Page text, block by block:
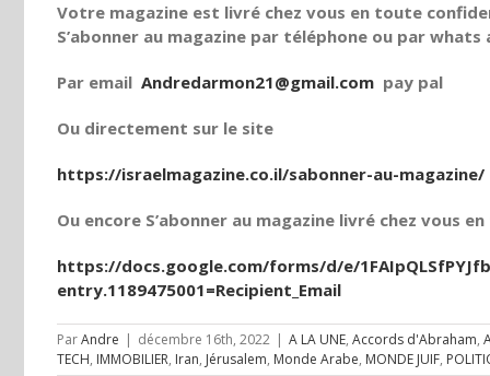
Votre magazine est livré chez vous en toute
S’abonner au magazine par téléphone ou par whats
Par email Andredarmon21@gmail.com pay pal
Ou directement sur le site
https://israelmagazine.co.il/sabonner-au-magazine/
Ou encore S’abonner au magazine livré chez vous
https://docs.google.com/forms/d/e/
entry.1189475001=Recipient_Email
ParAndre | décembre 16th, 2022 | A LA UNE, Accords d'Abraham,
TECH, IMMOBILIER, Iran, Jérusalem, Monde Arabe, MONDE JUIF,